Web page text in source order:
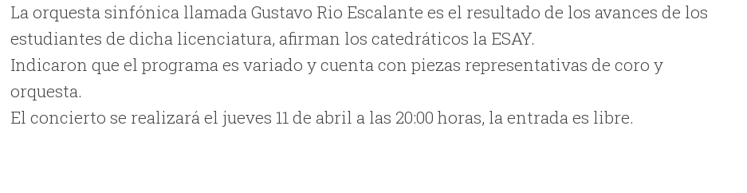
La orquesta sinfónica llamada Gustavo Rio Escalante es el resultado de los avances de los
estudiantes de dicha licenciatura, afirman los catedráticos la ESAY.
Indicaron que el programa es variado y cuenta con piezas representativas de coro y
orquesta.
El concierto se realizará el jueves 11 de abril a las 20:00 horas, la entrada es libre.